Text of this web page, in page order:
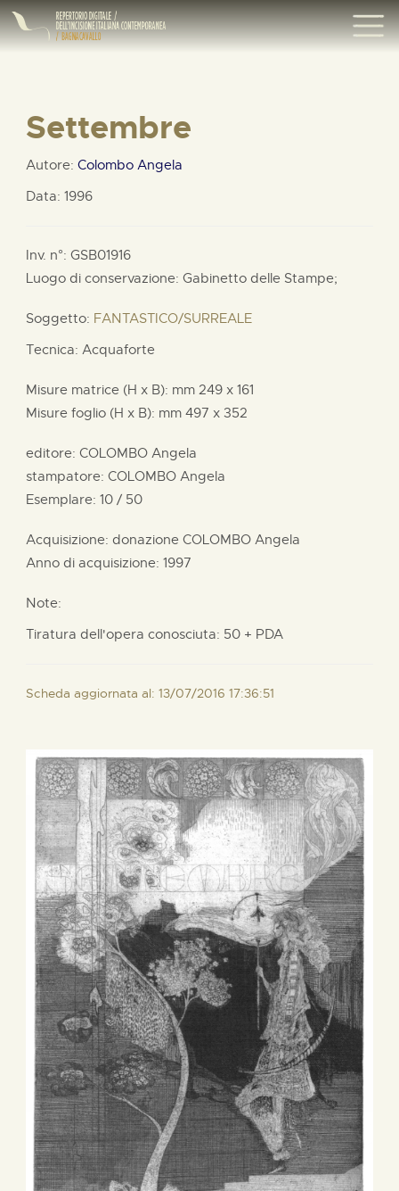
Settembre
Autore: Colombo Angela
Data: 1996
Inv. n°: GSB01916
Luogo di conservazione: Gabinetto delle Stampe;
Soggetto: FANTASTICO/SURREALE
Tecnica: Acquaforte
Misure matrice (H x B): mm 249 x 161
Misure foglio (H x B): mm 497 x 352
editore: COLOMBO Angela
stampatore: COLOMBO Angela
Esemplare: 10 / 50
Acquisizione: donazione COLOMBO Angela
Anno di acquisizione: 1997
Note:
Tiratura dell'opera conosciuta: 50 + PDA
Scheda aggiornata al: 13/07/2016 17:36:51